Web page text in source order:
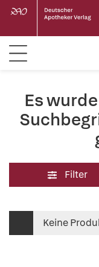
Es
Filter
Keine